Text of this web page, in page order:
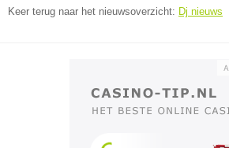
Keer terug naar het nieuwsoverzicht: Dj nieuws